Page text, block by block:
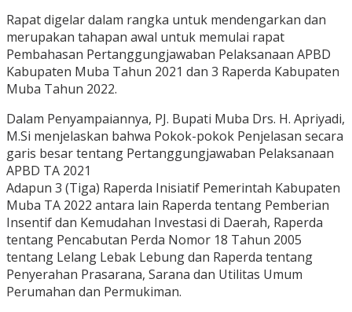
Rapat digelar dalam rangka untuk mendengarkan dan
merupakan tahapan awal untuk memulai rapat
Pembahasan Pertanggungjawaban Pelaksanaan APBD
Kabupaten Muba Tahun 2021 dan 3 Raperda Kabupaten
Muba Tahun 2022.
Dalam Penyampaiannya, PJ. Bupati Muba Drs. H. Apriyadi,
M.Si menjelaskan bahwa Pokok-pokok Penjelasan secara
garis besar tentang Pertanggungjawaban Pelaksanaan
APBD TA 2021
Adapun 3 (Tiga) Raperda Inisiatif Pemerintah Kabupaten
Muba TA 2022 antara lain Raperda tentang Pemberian
Insentif dan Kemudahan Investasi di Daerah, Raperda
tentang Pencabutan Perda Nomor 18 Tahun 2005
tentang Lelang Lebak Lebung dan Raperda tentang
Penyerahan Prasarana, Sarana dan Utilitas Umum
Perumahan dan Permukiman.